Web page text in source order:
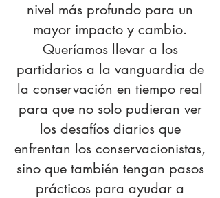
nivel más profundo para un
mayor impacto y cambio.
Queríamos llevar a los
partidarios a la vanguardia de
la conservación en tiempo real
para que no solo pudieran ver
los desafíos diarios que
enfrentan los conservacionistas,
sino que también tengan pasos
prácticos para ayudar a